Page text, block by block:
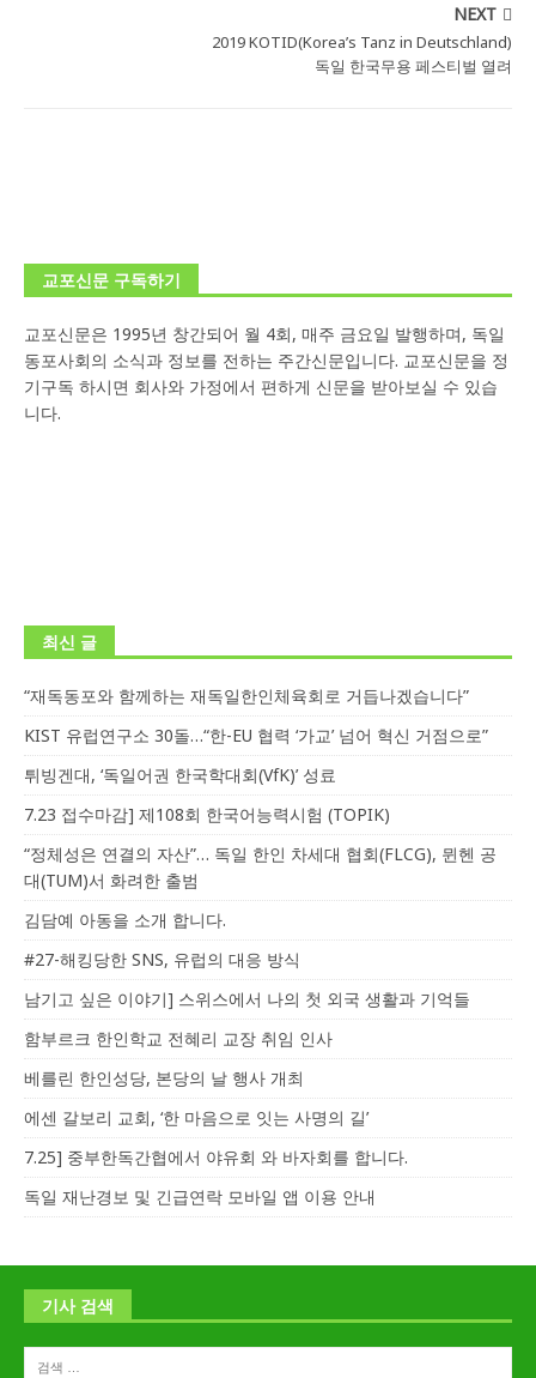
NEXT
2019 KOTID(Korea’s Tanz in Deutschland)
독일 한국무용 페스티벌 열려
교포신문 구독하기
교포신문은 1995년 창간되어 월 4회, 매주 금요일 발행하며, 독일
동포사회의 소식과 정보를 전하는 주간신문입니다. 교포신문을 정
기구독 하시면 회사와 가정에서 편하게 신문을 받아보실 수 있습
니다.
최신 글
“재독동포와 함께하는 재독일한인체육회로 거듭나겠습니다”
KIST 유럽연구소 30돌…“한-EU 협력 ‘가교’ 넘어 혁신 거점으로”
튀빙겐대, ‘독일어권 한국학대회(VfK)’ 성료
7.23 접수마감] 제108회 한국어능력시험 (TOPIK)
“정체성은 연결의 자산”… 독일 한인 차세대 협회(FLCG), 뮌헨 공
대(TUM)서 화려한 출범
김담예 아동을 소개 합니다.
#27-해킹당한 SNS, 유럽의 대응 방식
남기고 싶은 이야기] 스위스에서 나의 첫 외국 생활과 기억들
함부르크 한인학교 전혜리 교장 취임 인사
베를린 한인성당, 본당의 날 행사 개최
에센 갈보리 교회, ‘한 마음으로 잇는 사명의 길’
7.25] 중부한독간협에서 야유회 와 바자회를 합니다.
독일 재난경보 및 긴급연락 모바일 앱 이용 안내
기사 검색